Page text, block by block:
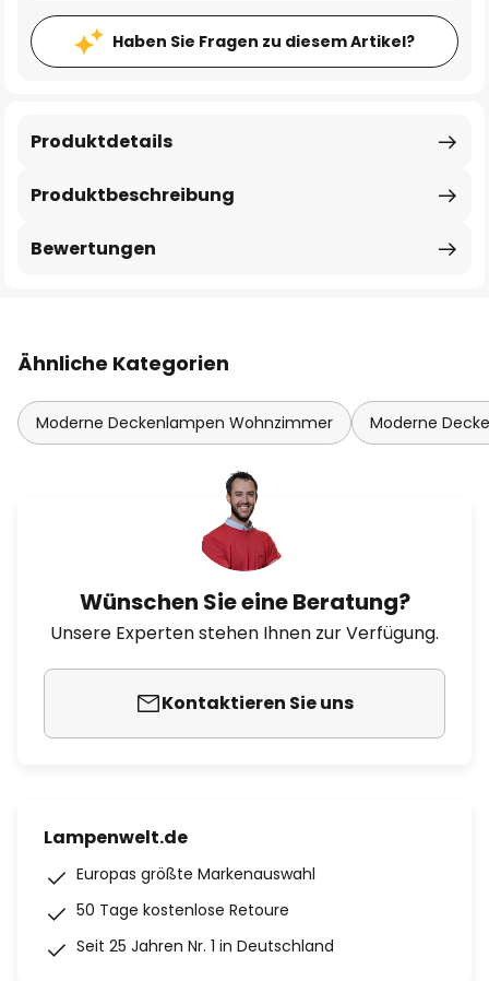
Haben Sie Fragen zu diesem Artikel?
Produktbeschreibung
Produktdetails
Bewertungen
Ähnliche Kategorien
Moderne Deckenlampen Wohnzimmer Moderne
Wünschen Sie eine Beratung?
Unsere Experten stehen Ihnen zur Verfügung.
Kontaktieren Sie uns
Lampenwelt.de
Europas größte Markenauswahl
50 Tage kostenlose Retoure
Seit 25 Jahren Nr. 1 in Deutschland